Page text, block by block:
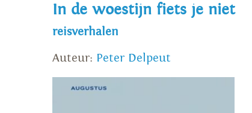
In de woestijn fiets je niet
reisverhalen
Auteur: Peter Delpeut